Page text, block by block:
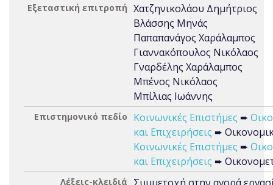
Εξεταστική επιτροπή Χατζηνικολάου Δημήτριος
Βλάσσης Μηνάς
Παπαπανάγος Χαράλαμπος
Γιαννακόπουλος Νικόλαος
Γναρδέλης Χαράλαμπος
Μπένος Νικόλαος
Μπίλιας Ιωάννης
Επιστημονικό πεδίο Κοινωνικές Επιστήμες ➨
και Επιχειρήσεις ➨
Κοινωνικές Επιστήμες ➨
και Επιχειρήσεις ➨
Λέξεις-κλειδιά